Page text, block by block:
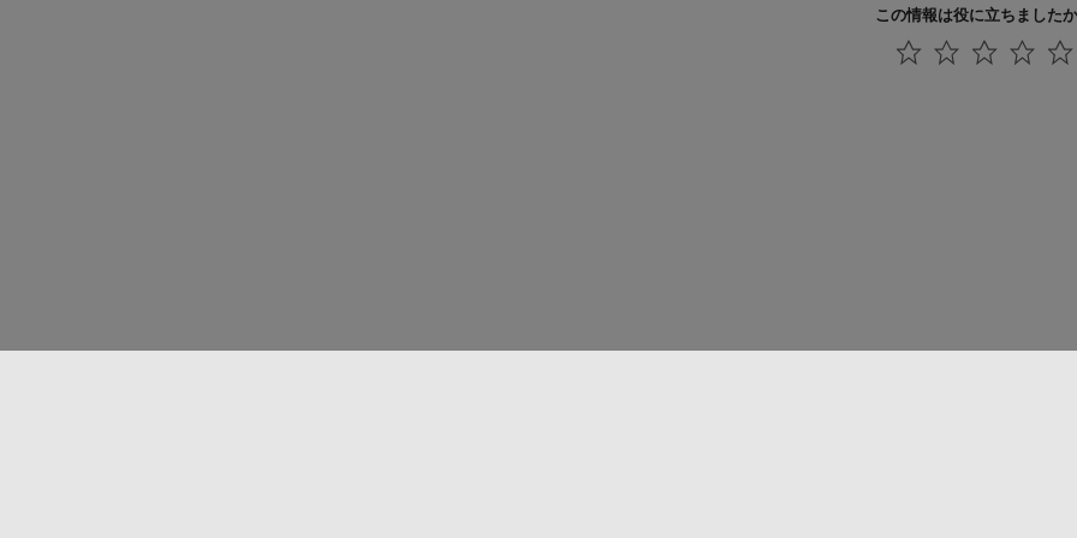
この情報は役に立ちました